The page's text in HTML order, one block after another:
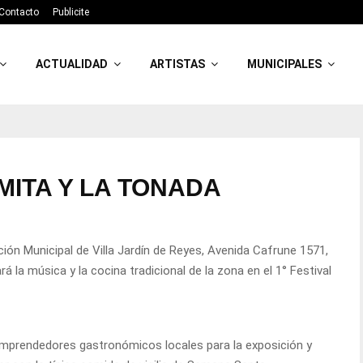
Publicite
ACTUALIDAD ARTISTAS MUNICIPALES
Y LA TONADA
Municipal de Villa Jardín de Reyes, Avenida Cafrune 1571,
la música y la cocina tradicional de la zona en el 1° Festival
gastronómicos locales para la exposición y